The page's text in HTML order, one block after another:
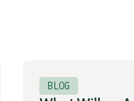
BLOG